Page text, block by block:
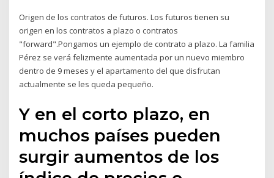
Origen de los contratos de futuros. Los futuros tienen su
origen en los contratos a plazo o contratos
"forward".Pongamos un ejemplo de contrato a plazo. La familia
Pérez se verá felizmente aumentada por un nuevo miembro
dentro de 9 meses y el apartamento del que disfrutan
actualmente se les queda pequeño.
Y en el corto plazo, en
muchos países pueden
surgir aumentos de los